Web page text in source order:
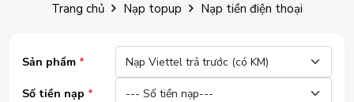
Trang chủ Nạp topup Nạp tiền điện thoại
Sản phẩm *
Số tiền nạp *